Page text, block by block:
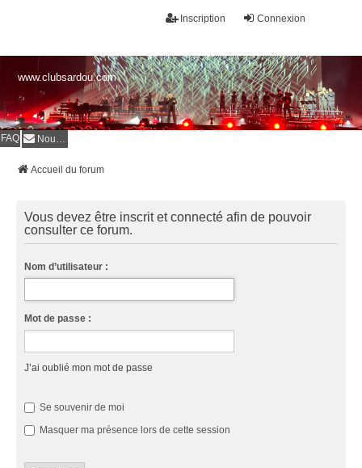
Connexion
Inscription
www.clubsardou.com
FAQ Nous contacter
Accueil du forum
Vous devez être inscrit et connecté afin de pouvoir
consulter ce forum.
Nom d’utilisateur :
Mot de passe :
J’ai oublié mon mot de passe
Se souvenir de moi
Masquer ma présence lors de cette session